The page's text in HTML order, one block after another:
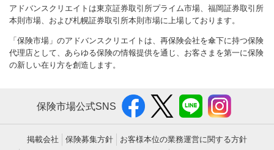
アドバンスクリエイトは東京証券取引所プライム市場、福岡証券取引所
本則市場、および札幌証券取引所本則市場に上場しております。
「保険市場」のアドバンスクリエイトは、再保険会社を傘下に持つ保険
代理店として、あらゆる保険の情報提供を通じ、お客さまを第一に保険
の新しい在り方を創造します。
保険市場公式SNS
掲載会社 保険募集方針 お客様本位の業務運営に関する方針